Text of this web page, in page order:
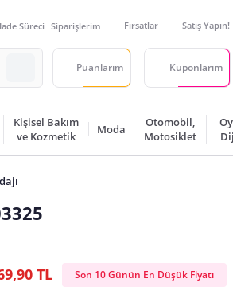
İade Süreci Siparişlerim Fırsatlar Satış Yapın!
Puanlarım Kuponlarım
Kişisel Bakım
ve Kozmetik
Moda
Otomobil,
Motosiklet
TL Son 10 Günün En Düşük Fiyatı